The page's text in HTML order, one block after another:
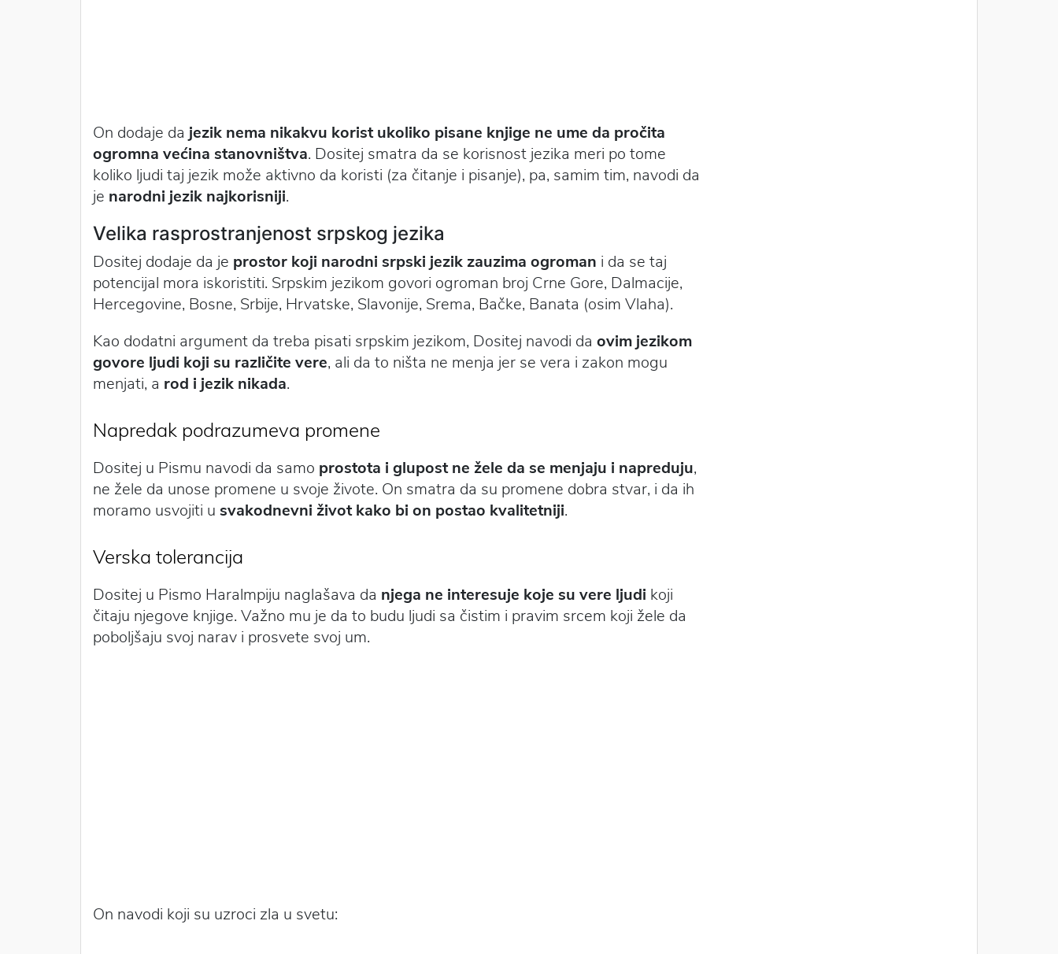
On dodaje da jezik nema nikakvu korist ukoliko pisane knjige ne ume da pročita
ogromna većina stanovništva. Dositej smatra da se korisnost jezika meri po tome
koliko ljudi taj jezik može aktivno da koristi (za čitanje i pisanje), pa, samim tim, navodi da
je narodni jezik najkorisniji.
Velika rasprostranjenost srpskog jezika
Dositej dodaje da je prostor koji narodni srpski jezik zauzima ogroman i da se taj
potencijal mora iskoristiti. Srpskim jezikom govori ogroman broj Crne Gore, Dalmacije,
Hercegovine, Bosne, Srbije, Hrvatske, Slavonije, Srema, Bačke, Banata (osim Vlaha).
Kao dodatni argument da treba pisati srpskim jezikom, Dositej navodi da ovim jezikom
govore ljudi koji su različite vere, ali da to ništa ne menja jer se vera i zakon mogu
menjati, a rod i jezik nikada.
Napredak podrazumeva promene
Dositej u Pismu navodi da samo prostota i glupost ne žele da se menjaju i napreduju,
ne žele da unose promene u svoje živote. On smatra da su promene dobra stvar, i da ih
moramo usvojiti u svakodnevni život kako bi on postao kvalitetniji.
Verska tolerancija
Dositej u Pismo Haralmpiju naglašava da njega ne interesuje koje su vere ljudi koji
čitaju njegove knjige. Važno mu je da to budu ljudi sa čistim i pravim srcem koji žele da
poboljšaju svoj narav i prosvete svoj um.
On navodi koji su uzroci zla u svetu: